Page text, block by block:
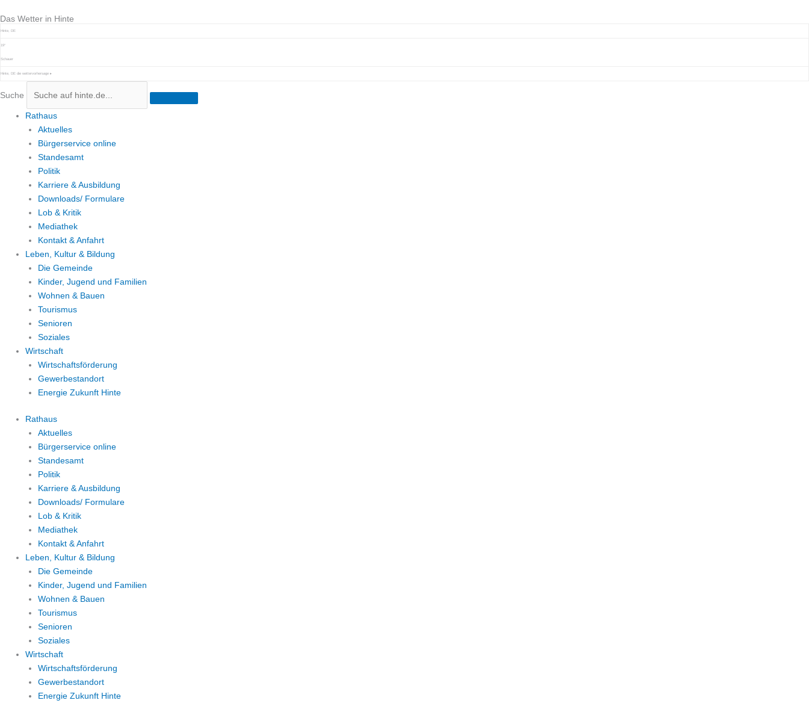
Inhalt
springen
Das Wetter in Hinte
Hinte, DE
19°
Schauer
Hinte, DE die wettervorhersage ▸
Suche
Rathaus
Aktuelles
Bürgerservice online
Standesamt
Politik
Karriere & Ausbildung
Downloads/ Formulare
Lob & Kritik
Mediathek
Kontakt & Anfahrt
Leben, Kultur & Bildung
Die Gemeinde
Kinder, Jugend und Familien
Wohnen & Bauen
Tourismus
Senioren
Soziales
Wirtschaft
Wirtschaftsförderung
Gewerbestandort
Energie Zukunft Hinte
Rathaus
Aktuelles
Bürgerservice online
Standesamt
Politik
Karriere & Ausbildung
Downloads/ Formulare
Lob & Kritik
Mediathek
Kontakt & Anfahrt
Leben, Kultur & Bildung
Die Gemeinde
Kinder, Jugend und Familien
Wohnen & Bauen
Tourismus
Senioren
Soziales
Wirtschaft
Wirtschaftsförderung
Gewerbestandort
Energie Zukunft Hinte